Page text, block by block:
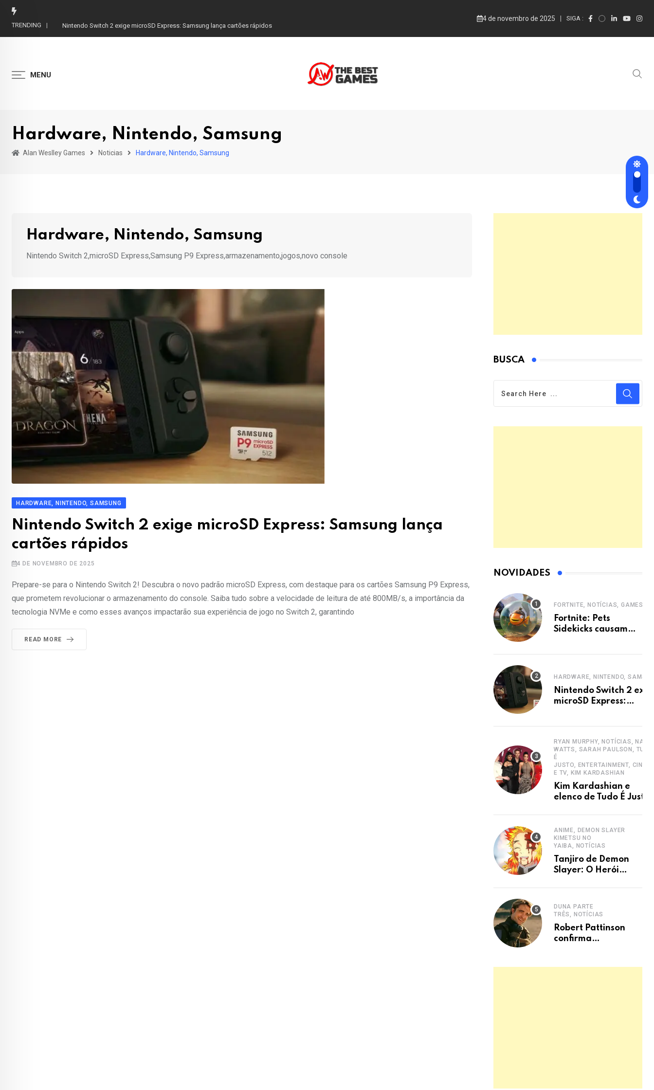
Skip
TRENDING Nintendo Switch 2 exige microSD Express: Samsung lança cartões rápidos
4 de novembro de 2025 SIGA :
MENU
Hardware, Nintendo, Samsung
Alan Weslley Games Noticias Hardware, Nintendo, Samsung
Hardware, Nintendo, Samsung
Nintendo Switch 2,microSD Express,Samsung P9 Express,armazenamento,jogos,novo console
HARDWARE, NINTENDO, SAMSUNG
Nintendo Switch 2 exige microSD Express: Samsung lança
cartões rápidos
4 DE NOVEMBRO DE 2025
Prepare-se para o Nintendo Switch 2! Descubra o novo padrão microSD Express, com destaque para os cartões Samsung P9 Express,
que prometem revolucionar o armazenamento do console. Saiba tudo sobre a velocidade de leitura de até 800MB/s, a importância da
tecnologia NVMe e como esses avanços impactarão sua experiência de jogo no Switch 2, garantindo
READ MORE
BUSCA
NOVIDADES
FORTNITE, NOTÍCIAS, GAMES
Fortnite: Pets
Sidekicks causam
HARDWARE, NINTENDO,
Nintendo Switch 2
microSD Express:
RYAN MURPHY, NOTÍCIAS,
WATTS, SARAH PAULSON, TUDO
É
JUSTO, ENTERTAINMENT,
E TV, KIM KARDASHIAN
Kim Kardashian e
elenco de Tudo É Justo
ANIME, DEMON SLAYER
KIMETSU NO
YAIBA, NOTÍCIAS
Tanjiro de Demon
Slayer: O Herói
Cativa Fãs
DUNA PARTE
TRÊS, NOTÍCIAS
Robert Pattinson
confirma